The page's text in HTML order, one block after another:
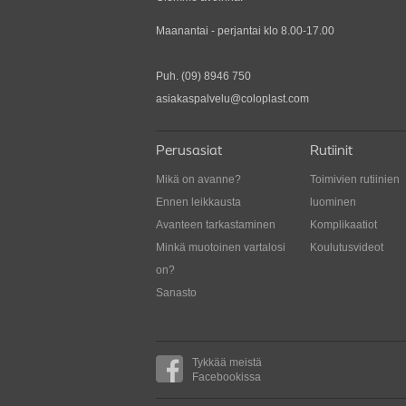
Maanantai - perjantai klo 8.00-17.00
Puh. (09) 8946 750
asiakaspalvelu@coloplast.com
Perusasiat
Mikä on avanne?
Ennen leikkausta
Avanteen tarkastaminen
Minkä muotoinen vartalosi
on?
Sanasto
Rutiinit
Toimivien rutiinien
luominen
Komplikaatiot
Koulutusvideot
Tykkää meistä
Facebookissa